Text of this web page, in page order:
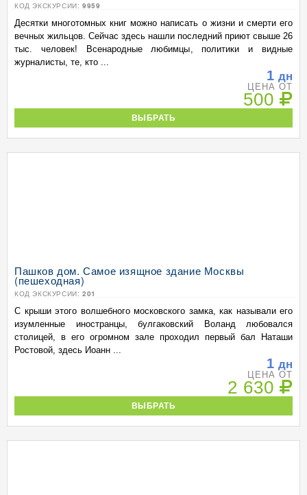
КОД ЭКСКУРСИИ: 9959
Десятки многотомных книг можно написать о жизни и смерти его
вечных жильцов. Сейчас здесь нашли последний приют свыше 26
тыс. человек! Всенародные любимцы, политики и видные
журналисты, те, кто ...
1 дн
ЦЕНА ОТ
500
ВЫБРАТЬ
Пашков дом. Самое изящное здание Москвы
(пешеходная)
КОД ЭКСКУРСИИ: 201
С крыши этого волшебного московского замка, как называли его
изумленные иностранцы, булгаковский Воланд любовался
столицей, в его огромном зале проходил первый бал Наташи
Ростовой, здесь Иоанн ...
1 дн
ЦЕНА ОТ
2 630
ВЫБРАТЬ